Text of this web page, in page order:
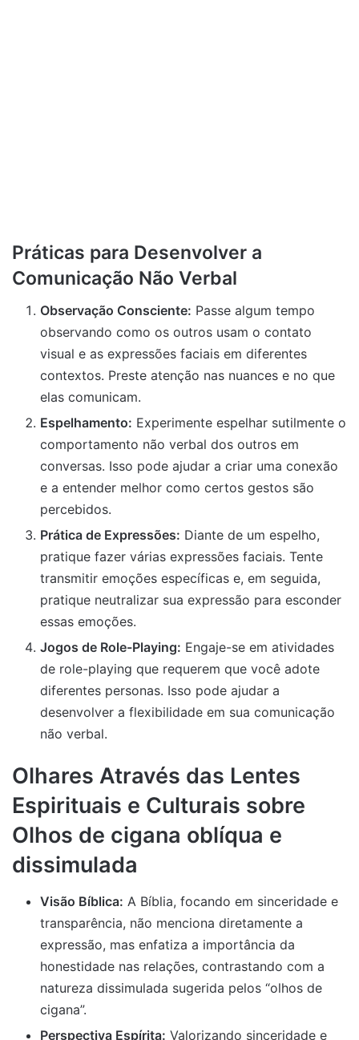
Práticas para Desenvolver a
Comunicação Não Verbal
Observação Consciente: Passe algum tempo
observando como os outros usam o contato
visual e as expressões faciais em diferentes
contextos. Preste atenção nas nuances e no que
elas comunicam.
Espelhamento: Experimente espelhar sutilmente o
comportamento não verbal dos outros em
conversas. Isso pode ajudar a criar uma conexão
e a entender melhor como certos gestos são
percebidos.
Prática de Expressões: Diante de um espelho,
pratique fazer várias expressões faciais. Tente
transmitir emoções específicas e, em seguida,
pratique neutralizar sua expressão para esconder
essas emoções.
Jogos de Role-Playing: Engaje-se em atividades
de role-playing que requerem que você adote
diferentes personas. Isso pode ajudar a
desenvolver a flexibilidade em sua comunicação
não verbal.
Olhares Através das Lentes
Espirituais e Culturais sobre
Olhos de cigana oblíqua e
dissimulada
Visão Bíblica: A Bíblia, focando em sinceridade e
transparência, não menciona diretamente a
expressão, mas enfatiza a importância da
honestidade nas relações, contrastando com a
natureza dissimulada sugerida pelos “olhos de
cigana”.
Perspectiva Espírita: Valorizando sinceridade e